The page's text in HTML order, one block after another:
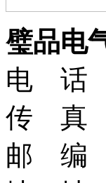
璧品电
电 话
传 真
邮 编